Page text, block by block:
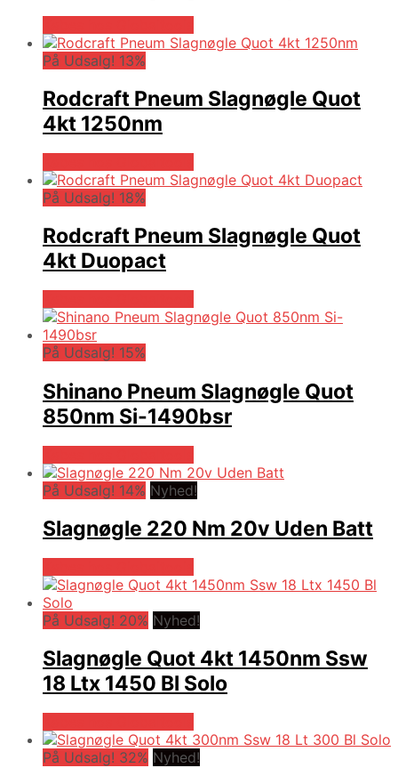
På Udsalg! 13%
Rodcraft Pneum Slagnøgle Quot
4kt 1250nm
På Udsalg! 18%
Rodcraft Pneum Slagnøgle Quot
4kt Duopact
På Udsalg! 15%
Shinano Pneum Slagnøgle Quot
850nm Si-1490bsr
På Udsalg! 14% Nyhed!
Slagnøgle 220 Nm 20v Uden Batt
På Udsalg! 20% Nyhed!
Slagnøgle Quot 4kt 1450nm Ssw
18 Ltx 1450 Bl Solo
På Udsalg! 32% Nyhed!